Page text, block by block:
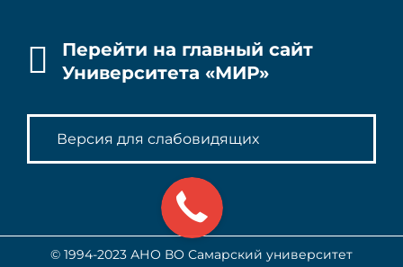
Перейти на главный сайт
Университета «МИР»
Версия для слабовидящих
© 1994-2023 АНО ВО Самарский университет